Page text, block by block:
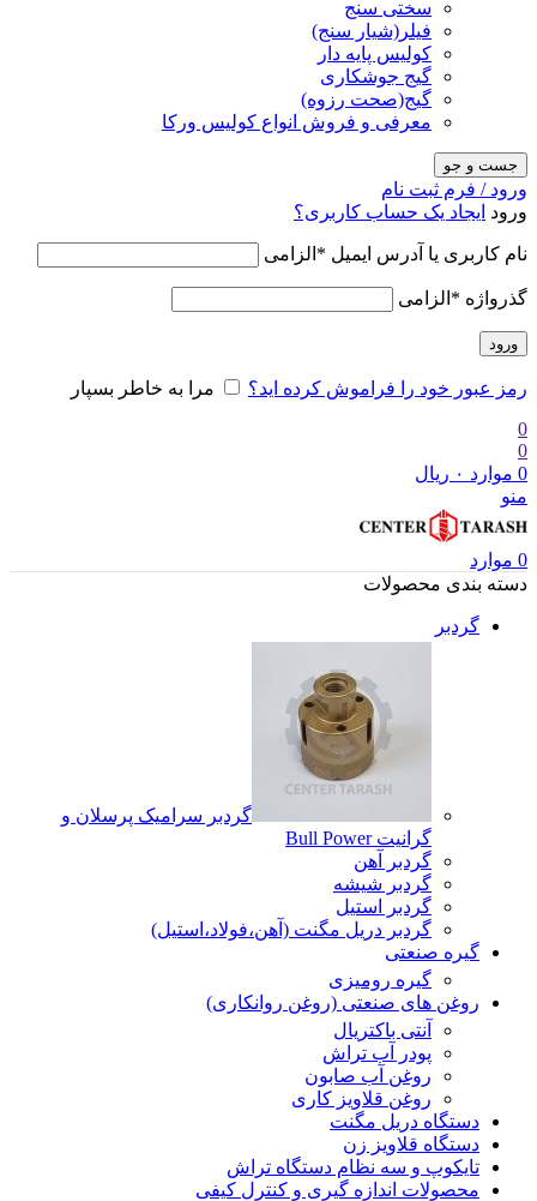
سختی سنج
فیلر(شیار سنج)
کولیس پایه دار
گیج جوشکاری
گیج(صحت رزوه)
معرفی و فروش انواع کولیس ورکا
جست و جو
ورود / فرم ثبت نام
ورود ایجاد یک حساب کاربری؟
نام کاربری یا آدرس ایمیل * الزامی
گذرواژه * الزامی
ورود
رمز عبور خود را فراموش کرده اید؟
مرا به خاطر بسپار
0
0
0 موارد ۰ ریال
منو
0 موارد
دسته بندی محصولات
گردبر
گردبر سرامیک پرسلان و
گرانیت Bull Power
گردبر آهن
گردبر شیشه
گردبر استیل
گردبر دریل مگنت (آهن،فولاد،استیل)
گیره صنعتی
گیره رومیزی
روغن های صنعتی (روغن روانکاری)
آنتی باکتریال
پودر آب تراش
روغن آب صابون
روغن قلاویز کاری
دستگاه دریل مگنت
دستگاه قلاویز زن
تایکوپ و سه نظام دستگاه تراش
محصولات اندازه گیری و کنترل کیفی